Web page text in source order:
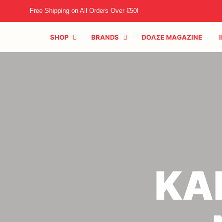
Free Shipping on All Orders Over €50!
SHOP BRANDS DOΛΣE MAGAZINE